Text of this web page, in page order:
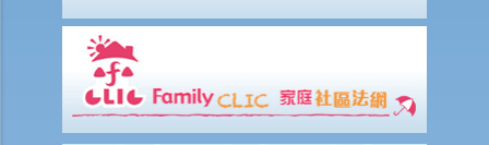
A. 发卡机构、持卡人及商户之间的关系
B. 信贷额度
C. 利息、财务费用和其他费用及收费